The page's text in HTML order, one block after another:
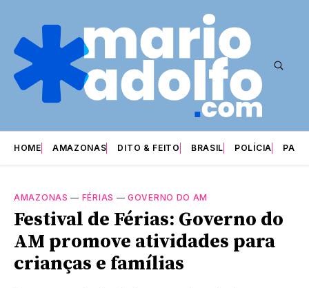
HOME AMAZONAS DITO & FEITO BRASIL POLÍCIA
AMAZONAS — FÉRIAS —GOVERNO DO AM
Festival de Férias: Governo do
AM promove atividades para
crianças e famílias